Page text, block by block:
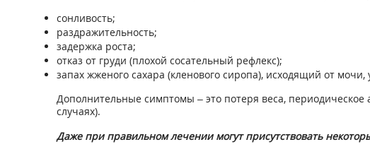
сонливость;
раздражительность;
задержка роста;
отказ от груди (плохой сосательный рефлекс);
запах жженого сахара (кленового сиропа), исходящий от
Дополнительные симптомы – это потеря веса,
случаях).
Даже при правильном лечении могут присутствовать